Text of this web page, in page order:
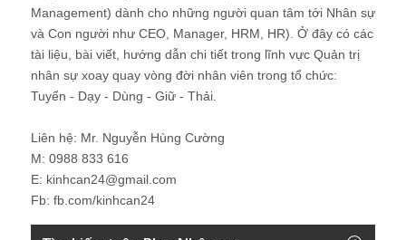
Management) dành cho những người quan tâm tới Nhân sự
và Con người như CEO, Manager, HRM, HR). Ở đây có các
tài liệu, bài viết, hướng dẫn chi tiết trong lĩnh vực Quản trị
nhân sự xoay quay vòng đời nhân viên trong tổ chức:
Tuyển - Dạy - Dùng - Giữ - Thải.
Liên hệ: Mr. Nguyễn Hùng Cường
M: 0988 833 616
E: kinhcan24@gmail.com
Fb: fb.com/kinhcan24